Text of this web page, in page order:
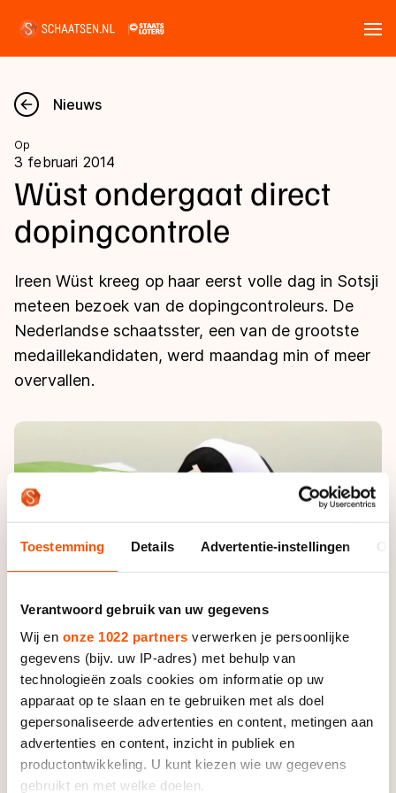
Toestemming Details Advertentie-instellingen
Verantwoord gebruik van uw gegevens
Wij en onze 1022 partners verwerken je persoonlijke
gegevens (bijv. uw IP-adres) met behulp van
technologieën zoals cookies om informatie op uw
apparaat op te slaan en te gebruiken met als doel
gepersonaliseerde advertenties en content, metingen aan
advertenties en content, inzicht in publiek en
productontwikkeling. U kunt kiezen wie uw gegevens
gebruikt en met welke doelen.
Nieuws
Kalender
Disciplines
Langebaan
Shorttrack
Inlineskaten
Schoonrijden
Natuurijs
Uitslagen
Langebaan
Shorttrack
Marathon
Inlineskaten
Tijden & historie
Ranglijsten Langebaan
Algemene Nederlandse Schaatstijd
Deze zomer de weg op
Schaatsfans
Alles voor jou als schaatsfan
Winacties
Olympische Spelen
Olympische Spelen
Medaillespiegel
Olympische uitslagen
Van Jong tot Goud verhalen
Nieuws
Op
3 februari 2014
Wüst ondergaat direct
dopingcontrole
Ireen Wüst kreeg op haar eerst volle dag in Sotsji
meteen bezoek van de dopingcontroleurs. De
Nederlandse schaatsster, een van de grootste
medaillekandidaten, werd maandag min of meer
overvallen.